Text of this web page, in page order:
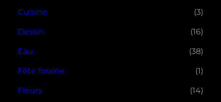
Cuisine (3)
Dessin (16)
Eau (38)
Fête foraine (1)
Fleurs (14)